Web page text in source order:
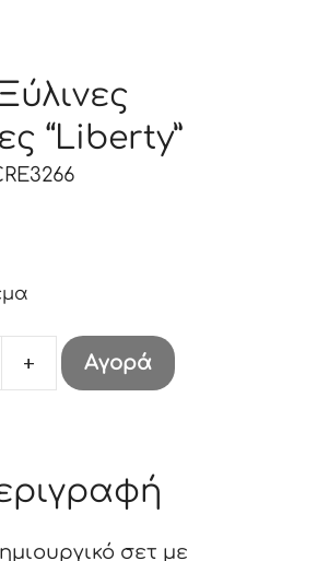
“Liberty”
Κουτί
ποσότητα
+ Αγορά
σετ με